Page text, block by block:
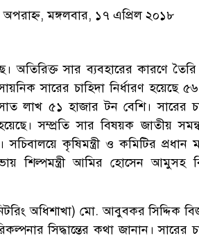
মঙ্গলবার, ১৭ এপ্রিল ২০১৮
অতিরিক্ত সার ব্যবহারের কারণে তৈরি
সারের চাহিদা নির্ধারণ হয়েছে
লাখ ৫১ হাজার টন বেশি। সারের
সম্প্রতি সার বিষয়ক জাতীয়
কৃষিমন্ত্রী ও কমিটির প্রধান
শিল্পমন্ত্রী আমির হোসেন আমুসহ
অধিশাখা) মো. আবুবকর সিদ্দিক
সিদ্ধান্তের কথা জানান। সারের